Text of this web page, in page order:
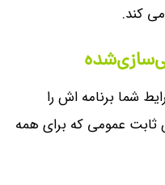
کند.
شما برنامه اش را
عمومی که برای همه